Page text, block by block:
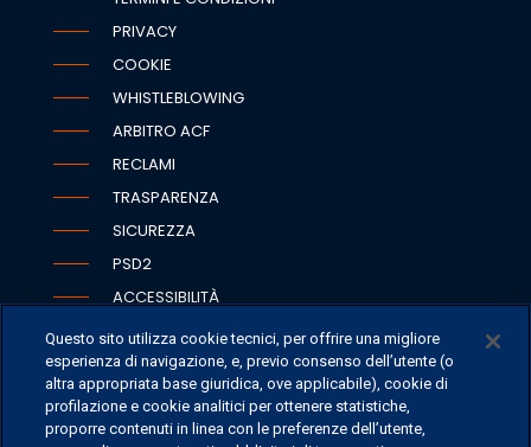
PRIVACY
COOKIE
WHISTLEBLOWING
ARBITRO ACF
RECLAMI
TRASPARENZA
SICUREZZA
PSD2
ACCESSIBILITÀ
SEDI
CONTATTI
Questo sito utilizza cookie tecnici, per offrire una migliore
esperienza di navigazione, e, previo consenso dell’utente (o
altra appropriata base giuridica, ove applicabile), cookie di
profilazione e cookie analitici per ottenere statistiche,
proporre contenuti in linea con le preferenze dell’utente,